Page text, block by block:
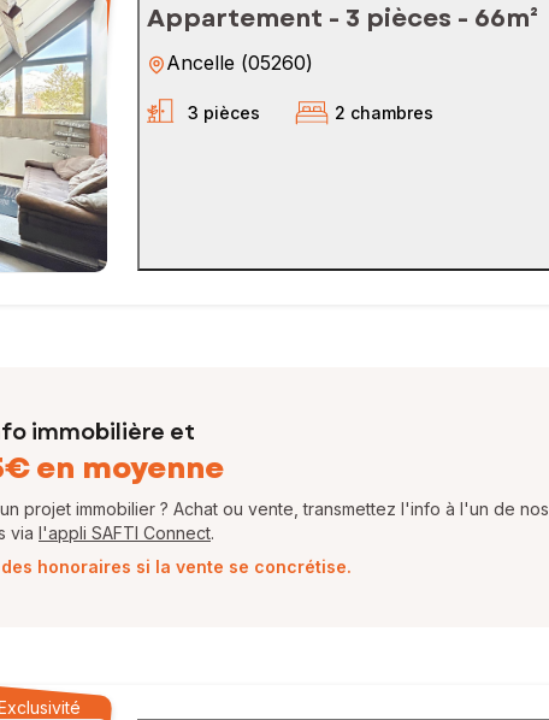
Appartement - 3 pièces - 66m²
Ancelle (05260)
3 pièces 2 chambres
immobilière et
en moyenne
projet immobilier ? Achat ou vente, transmettez l'info à l'un de nos
via l'appli SAFTI Connect.
honoraires si la vente se concrétise.